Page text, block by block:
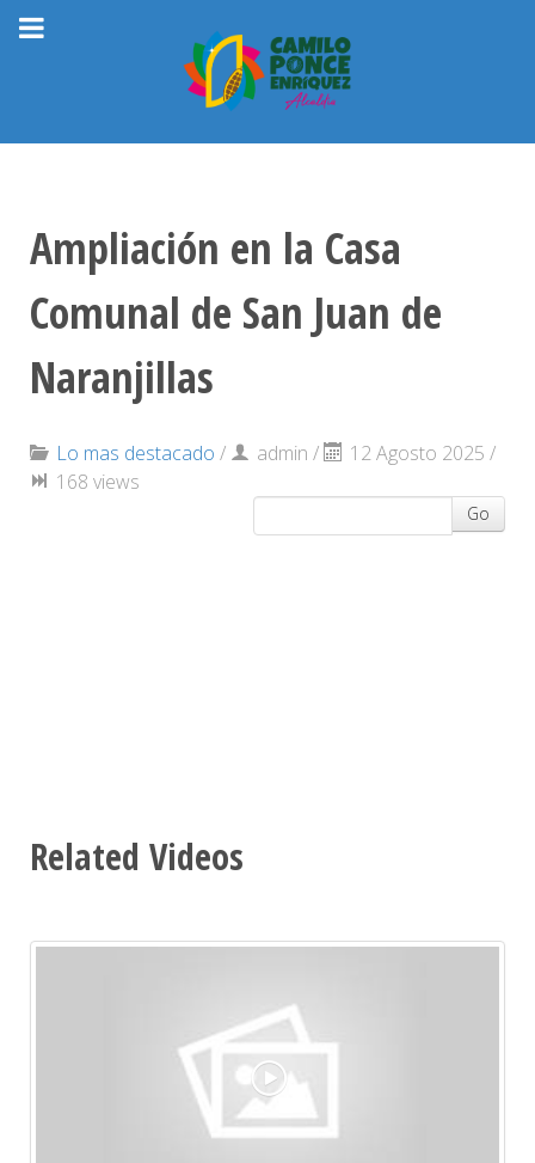
Ampliación en la Casa
Comunal de San Juan de
Naranjillas
Lo mas destacado / admin /
12 Agosto 2025 /
168 views
Go
Related Videos